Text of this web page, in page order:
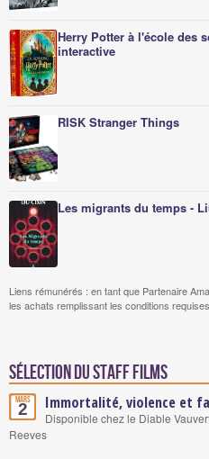
Herry Potter à l'école des
interactive
RISK Stranger Things
Les migrants du temps -
Liens rémunérés : en tant que Partenaire
les achats remplissant les conditions
Sélection du staff Films
Mars
2 Immortalité, violence et
Disponible chez le Diable
Reeves